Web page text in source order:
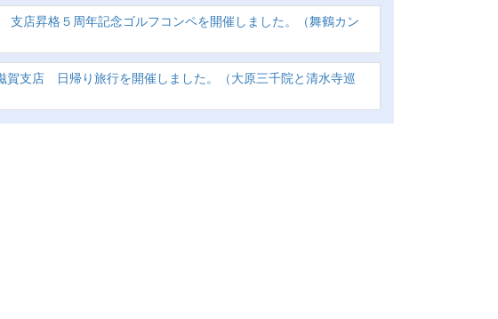
店昇格５周年記念ゴルフコンペを開催しました。（舞鶴カン
支店 日帰り旅行を開催しました。（大原三千院と清水寺巡